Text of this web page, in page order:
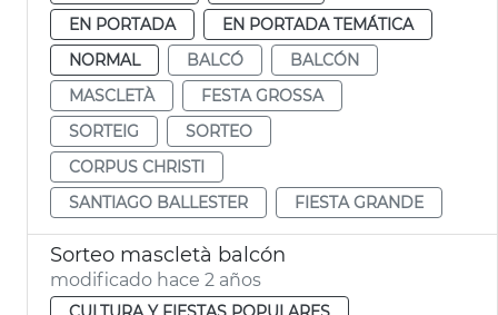
EN PORTADA
EN PORTADA TEMÁTICA
NORMAL
BALCÓ
BALCÓN
MASCLETÀ
FESTA GROSSA
SORTEIG
SORTEO
CORPUS CHRISTI
SANTIAGO BALLESTER
FIESTA GRANDE
Sorteo mascletà balcón
modificado hace 2 años